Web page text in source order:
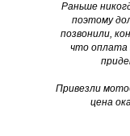
Раньше
поэтому
позвонили,
что оплата
Привезли
цена